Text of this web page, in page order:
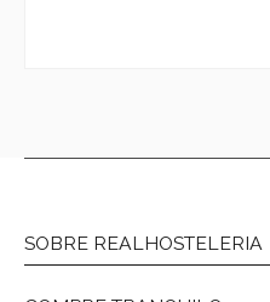
SOBRE REALHOSTELERIA